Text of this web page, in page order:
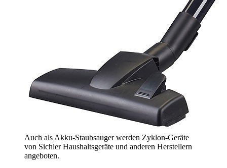
Auch als Akku-Staubsauger werden Zyklon-Geräte
von Sichler Haushaltsgeräte und anderen Herstellern
angeboten.